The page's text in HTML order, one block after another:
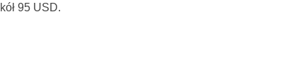
95 USD.